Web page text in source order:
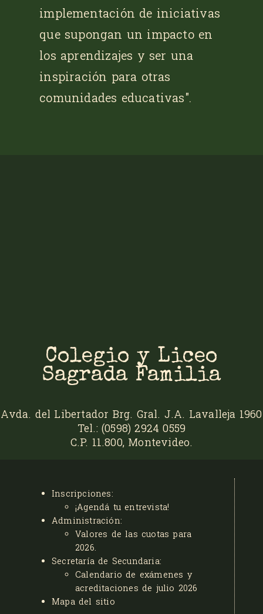
implementación de iniciativas
que supongan un impacto en
los aprendizajes y ser una
inspiración para otras
comunidades educativas".
Colegio y Liceo
Sagrada Familia
Avda. del Libertador Brg. Gral. J.A. Lavalleja 1960
Tel.: (0598) 2924 0559
C.P. 11.800, Montevideo.
Inscripciones:
¡Agendá tu entrevista!
Administración:
Valores de las cuotas para
2026.
Secretaría de Secundaria:
Calendario de exámenes y
acreditaciones de julio 2026
Mapa del sitio